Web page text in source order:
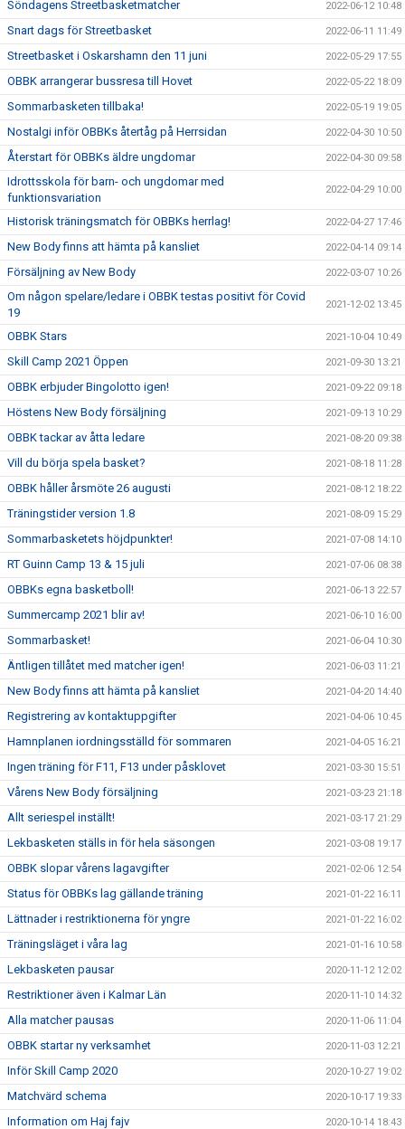
Söndagens Streetbasketmatcher 2022-06-12 10:48
Snart dags för Streetbasket 2022-06-11 11:49
Streetbasket i Oskarshamn den 11 juni 2022-05-29 17:55
OBBK arrangerar bussresa till Hovet 2022-05-22 18:09
Sommarbasketen tillbaka! 2022-05-19 19:05
Nostalgi inför OBBKs återtåg på Herrsidan 2022-04-30 10:50
Återstart för OBBKs äldre ungdomar 2022-04-30 09:58
Idrottsskola för barn- och ungdomar med
funktionsvariation
2022-04-29 10:00
Historisk träningsmatch för OBBKs herrlag! 2022-04-27 17:46
New Body finns att hämta på kansliet 2022-04-14 09:14
Försäljning av New Body 2022-03-07 10:26
Om någon spelare/ledare i OBBK testas positivt för Covid
19
2021-12-02 13:45
OBBK Stars 2021-10-04 10:49
Skill Camp 2021 Öppen 2021-09-30 13:21
OBBK erbjuder Bingolotto igen! 2021-09-22 09:18
Höstens New Body försäljning 2021-09-13 10:29
OBBK tackar av åtta ledare 2021-08-20 09:38
Vill du börja spela basket? 2021-08-18 11:28
OBBK håller årsmöte 26 augusti 2021-08-12 18:22
Träningstider version 1.8 2021-08-09 15:29
Sommarbasketets höjdpunkter! 2021-07-08 14:10
RT Guinn Camp 13 & 15 juli 2021-07-06 08:38
OBBKs egna basketboll! 2021-06-13 22:57
Summercamp 2021 blir av! 2021-06-10 16:00
Sommarbasket! 2021-06-04 10:30
Äntligen tillåtet med matcher igen! 2021-06-03 11:21
New Body finns att hämta på kansliet 2021-04-20 14:40
Registrering av kontaktuppgifter 2021-04-06 10:45
Hamnplanen iordningsställd för sommaren 2021-04-05 16:21
Ingen träning för F11, F13 under påsklovet 2021-03-30 15:51
Vårens New Body försäljning 2021-03-23 21:18
Allt seriespel inställt! 2021-03-17 21:29
Lekbasketen ställs in för hela säsongen 2021-03-08 19:17
OBBK slopar vårens lagavgifter 2021-02-06 12:54
Status för OBBKs lag gällande träning 2021-01-22 16:11
Lättnader i restriktionerna för yngre 2021-01-22 16:02
Träningsläget i våra lag 2021-01-16 10:58
Lekbasketen pausar 2020-11-12 12:02
Restriktioner även i Kalmar Län 2020-11-10 14:32
Alla matcher pausas 2020-11-06 11:04
OBBK startar ny verksamhet 2020-11-03 12:21
Inför Skill Camp 2020 2020-10-27 19:02
Matchvärd schema 2020-10-17 19:33
Information om Haj fajv 2020-10-14 18:43